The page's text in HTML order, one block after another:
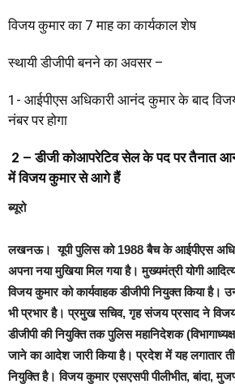
विजय कुमार का 7 माह का कार्यकाल शेष
स्थायी डीजीपी बनने का अवसर –
1- आईपीएस अधिकारी आनंद कुमार के बाद
नंबर पर होगा
2 – डीजी कोआपरेटिव सेल के पद पर तैनात
में विजय कुमार से आगे हैं
ब्यूरो
लखनऊ।यूपी पुलिस को 1988 बैच के आईपीएस
अपना नया मुखिया मिल गया है। मुख्यमंत्री योगी
विजय कुमार को कार्यवाहक डीजीपी नियुक्त किया है।
भी प्रभार है। प्रमुख सचिव, गृह संजय प्रसाद ने
डीजीपी की नियुक्ति तक पुलिस महानिदेशक
जाने का आदेश जारी किया है। प्रदेश में यह लगातार
नियुक्ति है। विजय कुमार एसएसपी पीलीभीत, बांदा,